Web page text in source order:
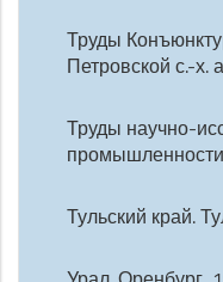
Труды
Петровской с.-х.
Труды научно-
Тульский край.